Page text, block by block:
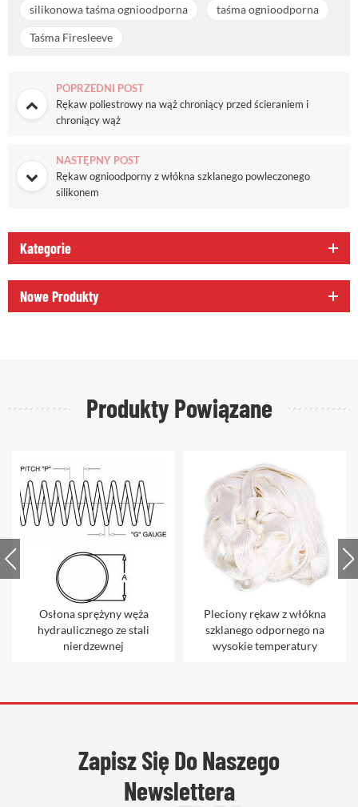
silikonowa taśma ognioodporna taśma ognioodporna
Taśma Firesleeve
POPRZEDNI POST
Rękaw poliestrowy na wąż chroniący przed ścieraniem i
chroniący wąż
NASTĘPNY POST
Rękaw ognioodporny z włókna szklanego powleczonego
silikonem
Kategorie
Nowe Produkty
Produkty Powiązane
Osłona sprężyny węża
hydraulicznego ze stali
nierdzewnej
Pleciony rękaw z włókna
szklanego odpornego na
wysokie temperatury
Zapisz Się Do Naszego
Newslettera